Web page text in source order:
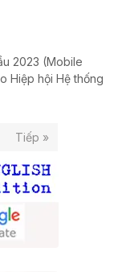
2023 (Mobile
Hiệp hội Hệ thống
Tiếp »